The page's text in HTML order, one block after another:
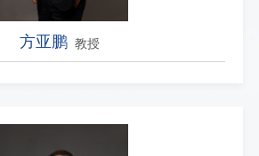
方亚鹏 教授